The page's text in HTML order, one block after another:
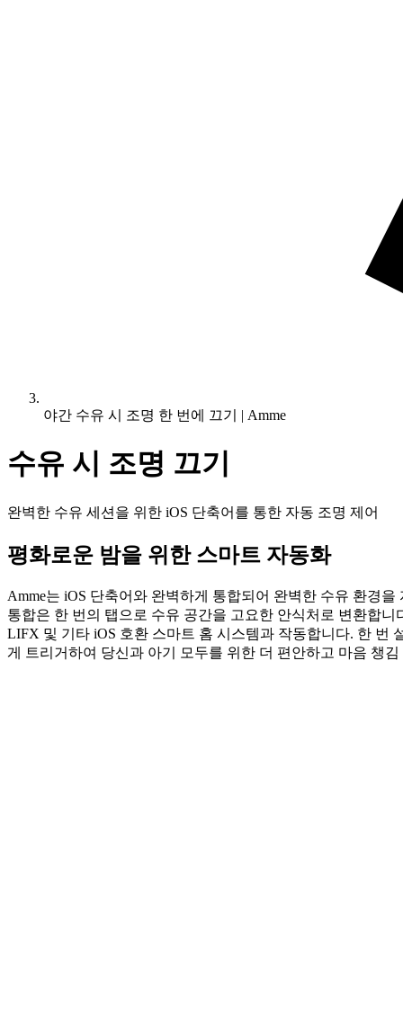
야간 수유 시 조명 한 번에 끄기 | Amme
수유 시 조명 끄기
완벽한 수유 세션을 위한 iOS 단축어를 통한 자동 조명 제어
평화로운 밤을 위한 스마트 자동화
Amme는 iOS 단축어와 완벽하게 통합되어 완벽한 수유 환경
통합은 한 번의 탭으로 수유 공간을 고요한 안식처로 변환합
LIFX 및 기타 iOS 호환 스마트 홈 시스템과 작동합니다. 한 번
게 트리거하여 당신과 아기 모두를 위한 더 편안하고 마음 챙